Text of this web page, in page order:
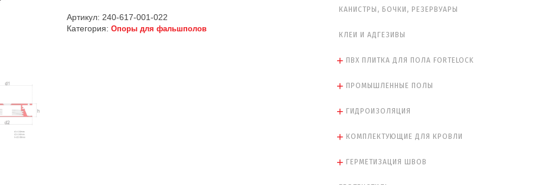
Артикул: 240-617-001-022
Категория:Опоры для фальшполов
КАНИСТРЫ, БОЧКИ, РЕЗЕРВУАРЫ
КЛЕИ И АДГЕЗИВЫ
ПВХ ПЛИТКА ДЛЯ ПОЛА FORTELOCK
ПРОМЫШЛЕННЫЕ ПОЛЫ
ГИДРОИЗОЛЯЦИЯ
КОМПЛЕКТУЮЩИЕ ДЛЯ КРОВЛИ
ГЕРМЕТИЗАЦИЯ ШВОВ